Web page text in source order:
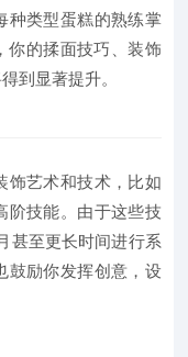
种类型蛋糕的熟练掌
你的揉面技巧、装饰
到显著提升。
饰艺术和技术，比如
阶技能。由于这些技
甚至更长时间进行系
鼓励你发挥创意，设